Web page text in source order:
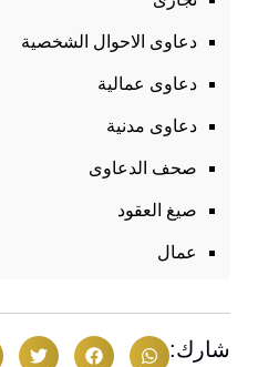
دعاوى الاحوال الشخصية
دعاوى عمالية
دعاوى مدنية
صحف الدعاوى
صيغ العقود
عمال
شارك: